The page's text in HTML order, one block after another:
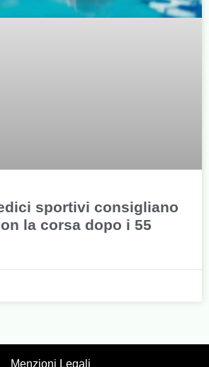
sportivi consigliano
la corsa dopo i 55
Menzioni Legali